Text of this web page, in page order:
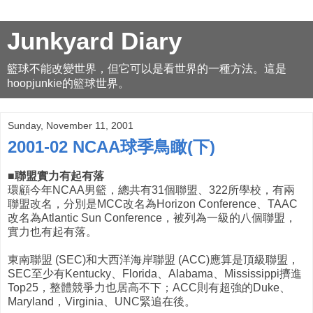
Junkyard Diary
籃球不能改變世界，但它可以是看世界的一種方法。這是
hoopjunkie的籃球世界。
Sunday, November 11, 2001
2001-02 NCAA球季鳥瞰(下)
■聯盟實力有起有落
環顧今年NCAA男籃，總共有31個聯盟、322所學校，有兩
聯盟改名，分別是MCC改名為Horizon Conference、TAAC
改名為Atlantic Sun Conference，被列為一級的八個聯盟，
實力也有起有落。
東南聯盟 (SEC)和大西洋海岸聯盟 (ACC)應算是頂級聯盟，
SEC至少有Kentucky、Florida、Alabama、Mississippi擠進
Top25，整體競爭力也居高不下；ACC則有超強的Duke、
Maryland，Virginia、UNC緊追在後。